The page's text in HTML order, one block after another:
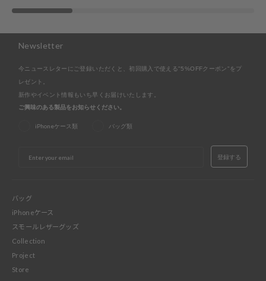
Newsletter
今ニュースレターにご登録いただくと、初回購入で使える"5%OFFクーポン"をプ
レゼント。
新作やイベント情報もいち早くお届けいたします。
ご興味のある製品をお知らせください。
iPhoneケース類 バッグ類
登録する
バッグ
iPhoneケース
スモールレザーグッズ
Collection
Project
Store